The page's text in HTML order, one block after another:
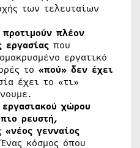
των τελευταίων
πλέον
εργασίας που
εργατικό
το «πού» δεν έχει
έχει το «τι»
χώρου
ρευστή,
γενναίος
Ένας κόσμος όπου